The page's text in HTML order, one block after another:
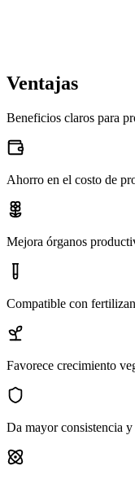
Ventajas
Beneficios claros para
Ahorro en el costo de
Mejora órganos
Compatible con
Favorece crecimiento
Da mayor consistencia